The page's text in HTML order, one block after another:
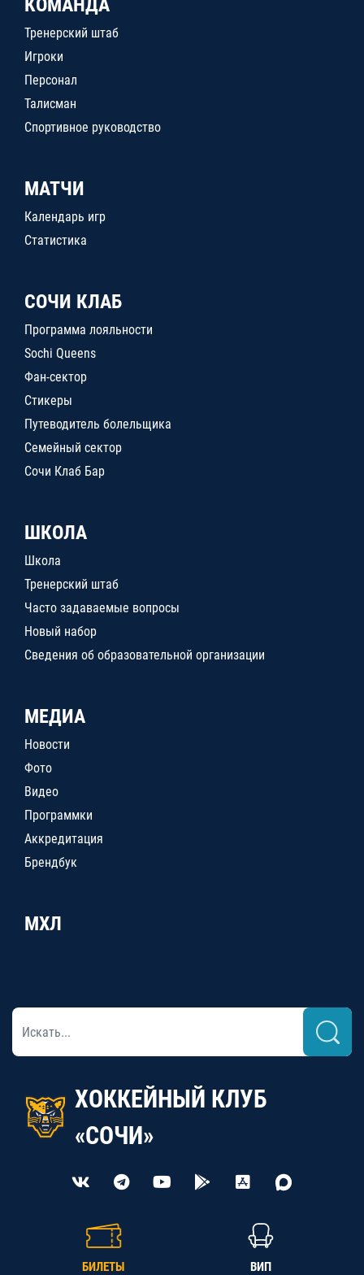
КОМАНДА
Тренерский штаб
Игроки
Персонал
Талисман
Спортивное руководство
МАТЧИ
Календарь игр
Статистика
СОЧИ КЛАБ
Программа лояльности
Sochi Queens
Фан-сектор
Стикеры
Путеводитель болельщика
Семейный сектор
Сочи Клаб Бар
ШКОЛА
Школа
Тренерский штаб
Часто задаваемые вопросы
Новый набор
Сведения об образовательной организации
МЕДИА
Новости
Фото
Видео
Программки
Аккредитация
Брендбук
МХЛ
ХОККЕЙНЫЙ КЛУБ
«СОЧИ»
БИЛЕТЫ ВИП